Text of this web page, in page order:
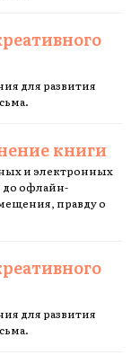
для развития
книги
и электронных
до офлайн-
правду о
для развития